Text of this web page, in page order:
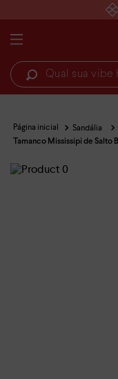
Qual sua vibe hoje?
Sandália
Bege